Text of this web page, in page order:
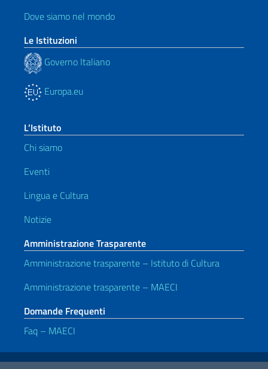
Dove siamo nel mondo
Le Istituzioni
Governo Italiano
Europa.eu
L’Istituto
Chi siamo
Eventi
Lingua e Cultura
Notizie
Amministrazione Trasparente
Amministrazione trasparente – Istituto di Cultura
Amministrazione trasparente – MAECI
Domande Frequenti
Faq – MAECI
Link Utili